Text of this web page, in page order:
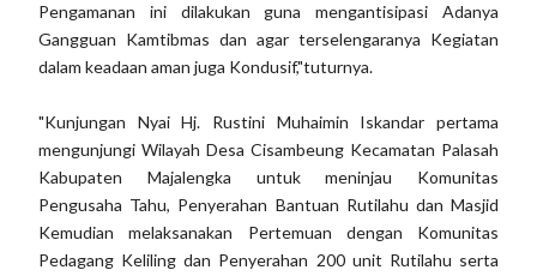
Pengamanan ini dilakukan guna mengantisipasi Adanya
Gangguan Kamtibmas dan agar terselengaranya Kegiatan
dalam keadaan aman juga Kondusif,"tuturnya.
"Kunjungan Nyai Hj. Rustini Muhaimin Iskandar pertama
mengunjungi Wilayah Desa Cisambeung Kecamatan Palasah
Kabupaten Majalengka untuk meninjau Komunitas
Pengusaha Tahu, Penyerahan Bantuan Rutilahu dan Masjid
Kemudian melaksanakan Pertemuan dengan Komunitas
Pedagang Keliling dan Penyerahan 200 unit Rutilahu serta